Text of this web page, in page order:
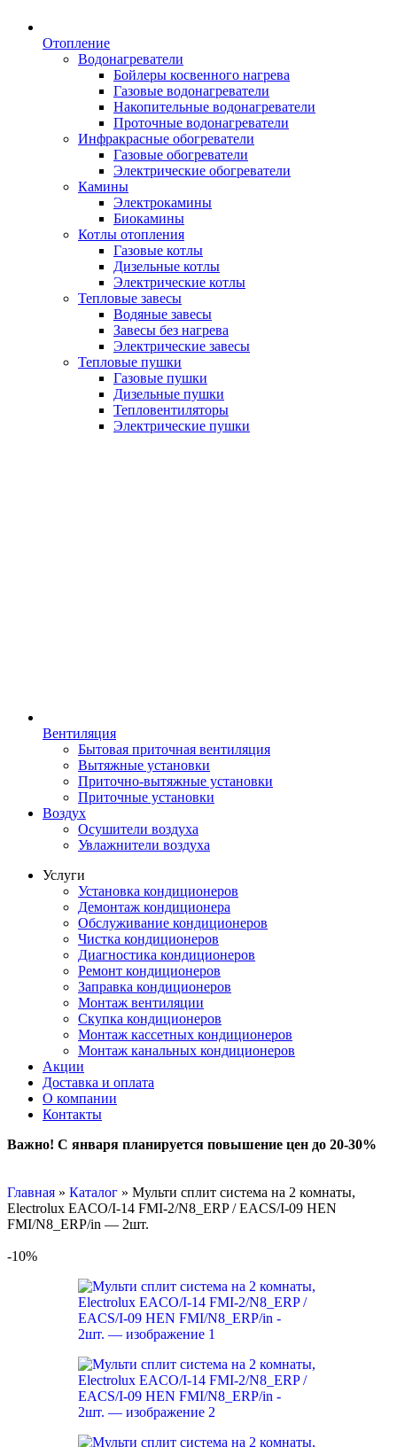
Отопление
Водонагреватели
Бойлеры косвенного нагрева
Газовые водонагреватели
Накопительные водонагреватели
Проточные водонагреватели
Инфракрасные обогреватели
Газовые обогреватели
Электрические обогреватели
Камины
Электрокамины
Биокамины
Котлы отопления
Газовые котлы
Дизельные котлы
Электрические котлы
Тепловые завесы
Водяные завесы
Завесы без нагрева
Электрические завесы
Тепловые пушки
Газовые пушки
Дизельные пушки
Тепловентиляторы
Электрические пушки
Вентиляция
Бытовая приточная вентиляция
Вытяжные установки
Приточно-вытяжные установки
Приточные установки
Воздух
Осушители воздуха
Увлажнители воздуха
Услуги
Установка кондиционеров
Демонтаж кондиционера
Обслуживание кондиционеров
Чистка кондиционеров
Диагностика кондиционеров
Ремонт кондиционеров
Заправка кондиционеров
Монтаж вентиляции
Скупка кондиционеров
Монтаж кассетных кондиционеров
Монтаж канальных кондиционеров
Акции
Доставка и оплата
О компании
Контакты
Важно! С января планируется повышение цен до 20-30%
Главная » Каталог » Мульти сплит система на 2 комнаты,
Electrolux EACO/I-14 FMI-2/N8_ERP / EACS/I-09 HEN
FMI/N8_ERP/in — 2шт.
-10%